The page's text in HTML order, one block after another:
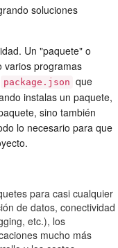
soluciones
Un "paquete" o
varios programas
package.json que
instalas un paquete,
sino también
lo necesario para que
para casi cualquier
de datos, conectividad
etc.), los
mucho más